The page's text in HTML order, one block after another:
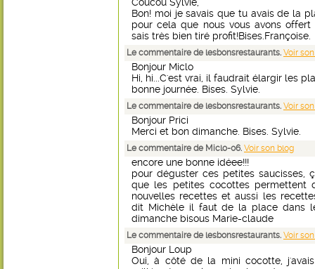
Bon! moi je savais que tu avais de la
pour cela que nous vous avons
sais très bien tiré profit!Bises.Françoise.
Le commentaire de lesbonsrestaurants. Voir
Bonjour Miclo
Hi, hi...C'est vrai, il faudrait élargir les
bonne journée. Bises. Sylvie.
Le commentaire de lesbonsrestaurants. Voir
Bonjour Prici
Merci et bon dimanche. Bises. Sylvie.
Le commentaire de Miclo-06. Voir son blog
encore une bonne idéee!!!
pour déguster ces petites saucisses,
que les petites cocottes permettent
nouvelles recettes et aussi les
dit Michèle il faut de la place dans
dimanche bisous Marie-claude
Le commentaire de lesbonsrestaurants. Voir
Bonjour Loup
Oui, à côté de la mini cocotte,